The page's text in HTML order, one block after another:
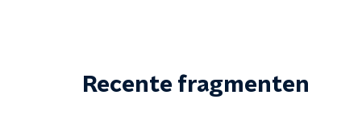
Recente fragmenten